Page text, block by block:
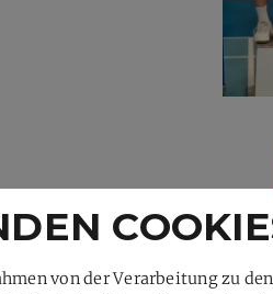
von der Verarbeitung zu